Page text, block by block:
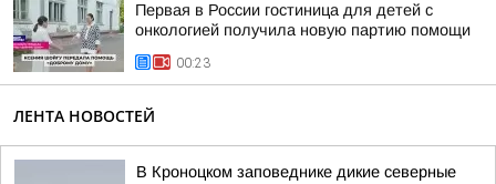
Первая в России гостиница для детей с
онкологией получила новую партию помощи
00:23
ЛЕНТА НОВОСТЕЙ
В Кроноцком заповеднике дикие северные